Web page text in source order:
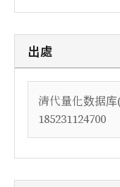
出處
清代量化数据
185231124700